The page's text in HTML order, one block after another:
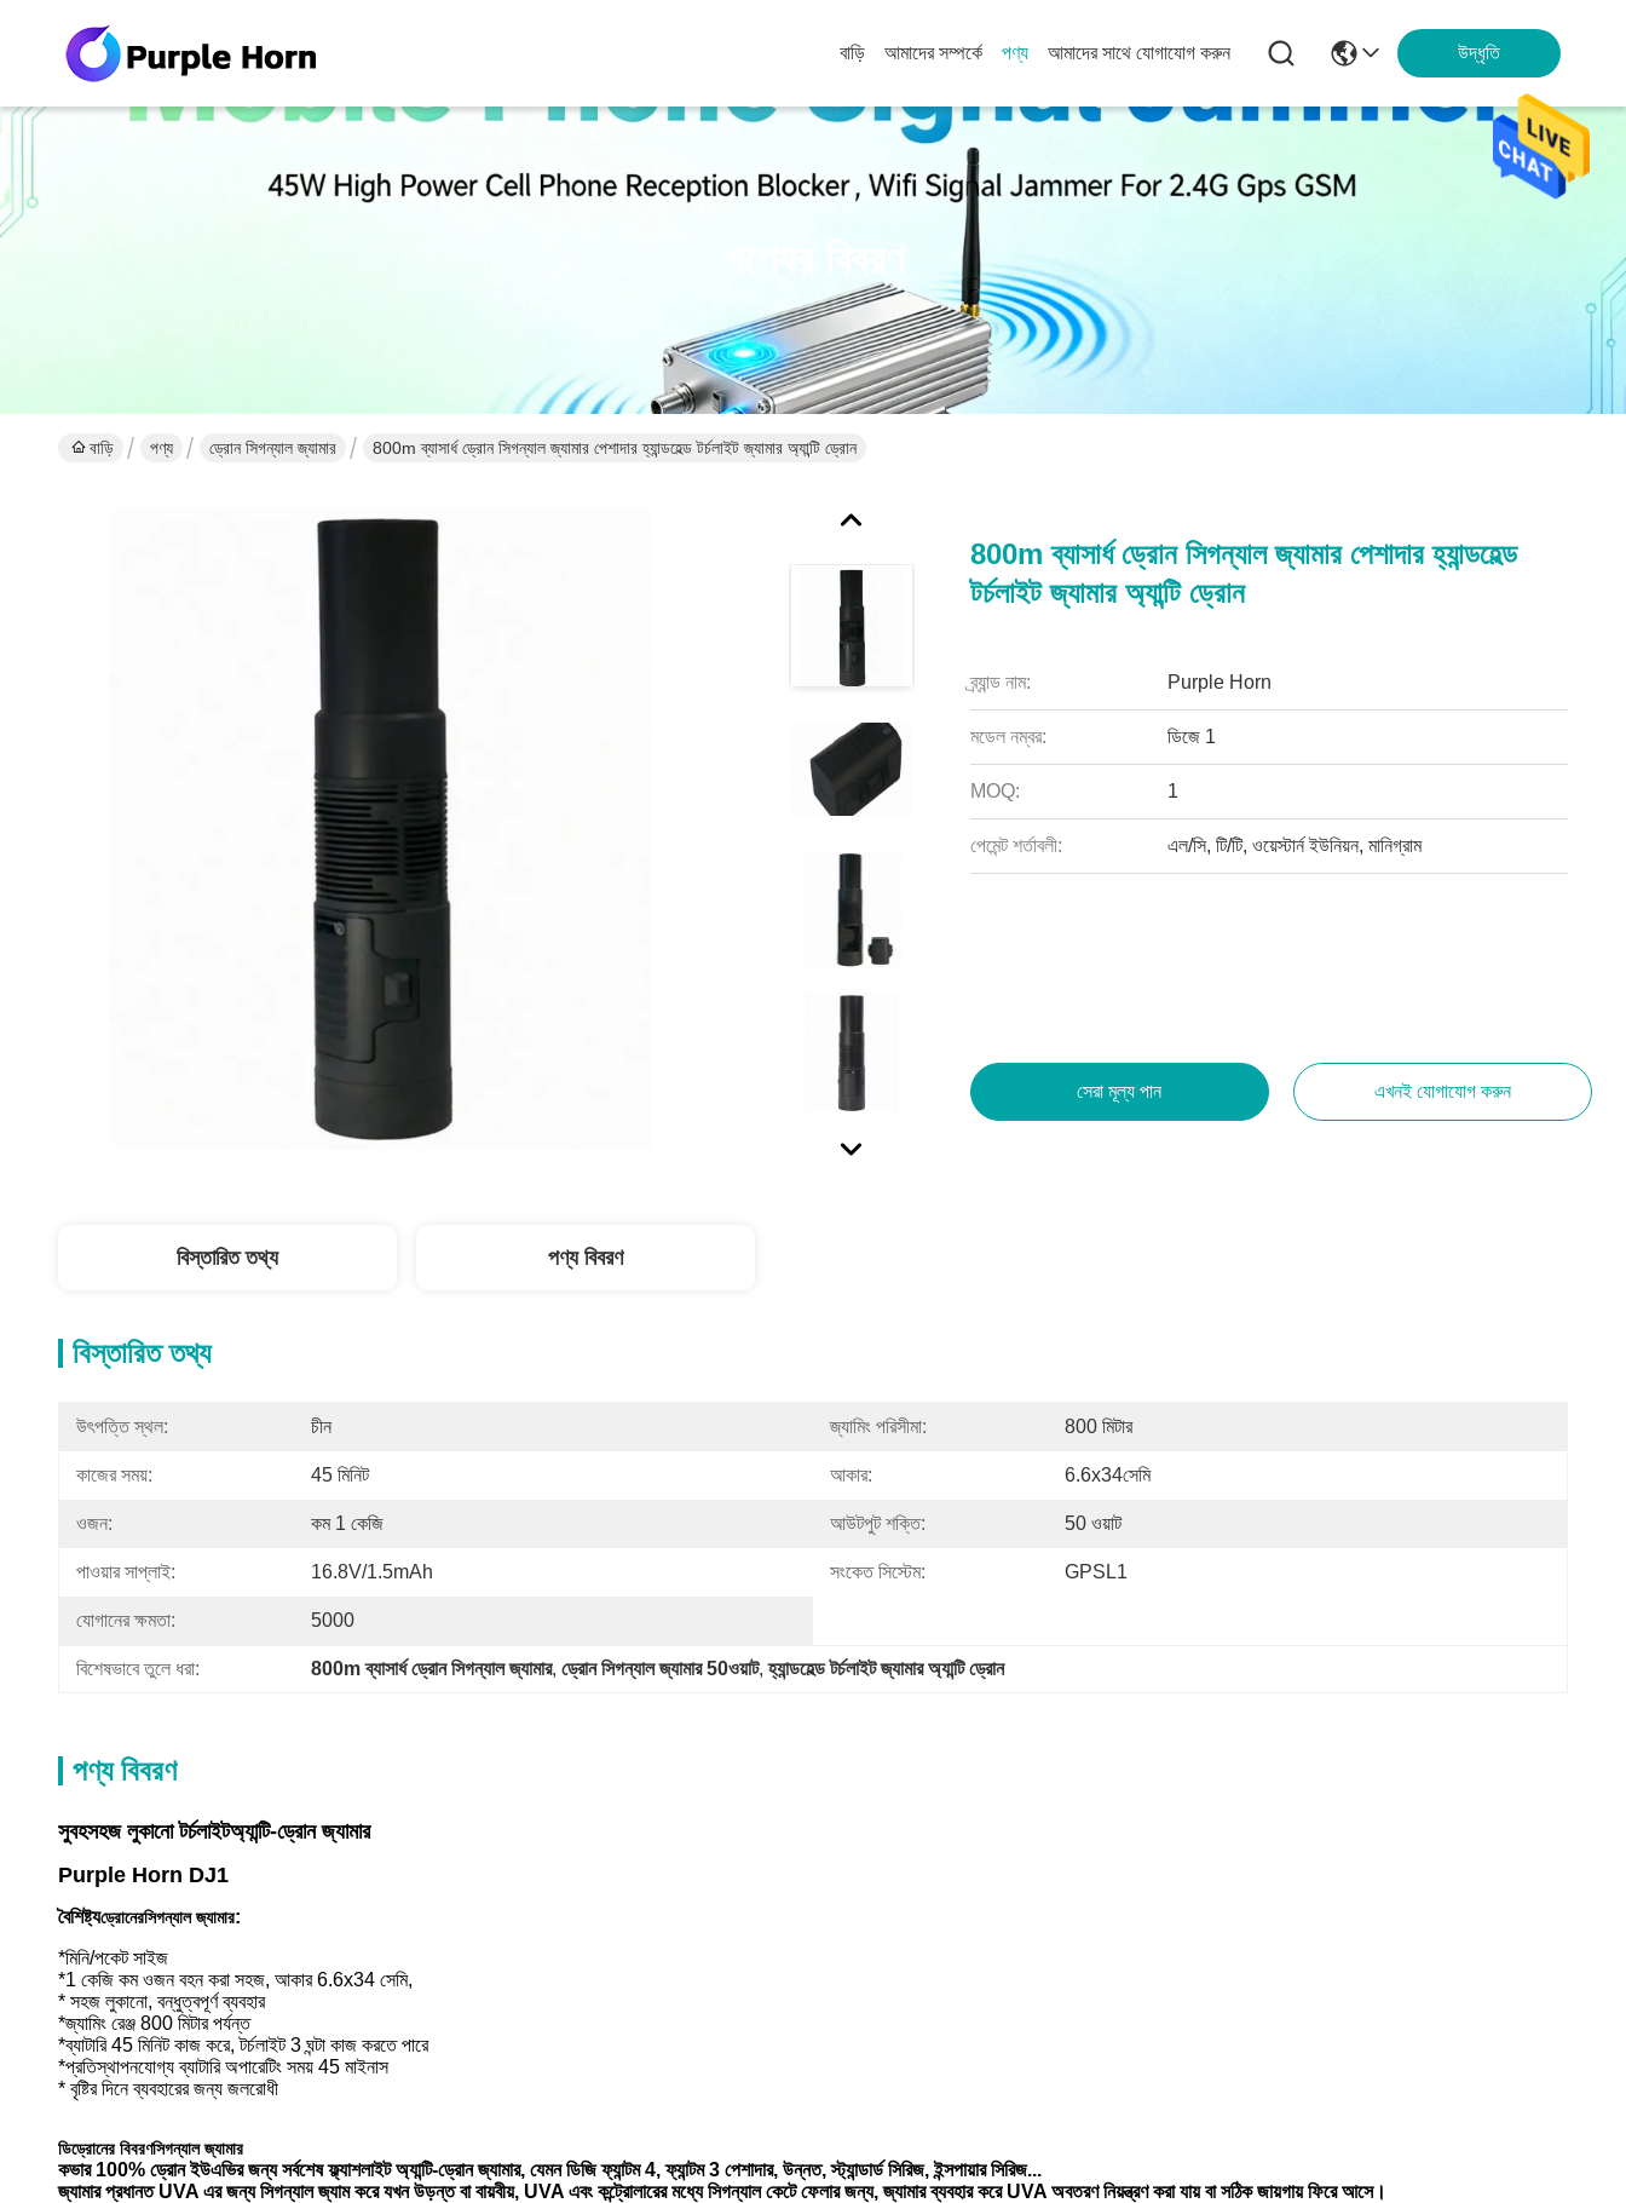
বাড়ি আমাদের সম্পর্কে পণ্য আমাদের সাথে যোগাযোগ করুন উদ্ধৃতি
বাড়ি পণ্য ড্রোন সিগন্যাল জ্যামার 800m ব্যাসার্ধ ড্রোন সিগন্যাল জ্যামার পেশাদার হ্যান্ডহেল্ড টর্চলাইট জ্যামার অ্যান্টি ড্রোন
800m ব্যাসার্ধ ড্রোন সিগন্যাল জ্যামার পেশাদার হ্যান্ডহেল্ড
টর্চলাইট জ্যামার অ্যান্টি ড্রোন
ব্র্যান্ড নাম: Purple Horn
মডেল নম্বর: ডিজে 1
MOQ: 1
পেমেন্ট শর্তাবলী: এল/সি, টি/টি, ওয়েস্টার্ন ইউনিয়ন, মানিগ্রাম
সেরা মূল্য পান এখনই যোগাযোগ করুন
বিস্তারিত তথ্য পণ্য বিবরণ
বিস্তারিত তথ্য
উৎপত্তি স্থল: চীন জ্যামিং পরিসীমা: 800 মিটার
কাজের সময়: 45 মিনিট আকার: 6.6x34সেমি
ওজন: কম 1 কেজি আউটপুট শক্তি: 50 ওয়াট
পাওয়ার সাপ্লাই: 16.8V/1.5mAh সংকেত সিস্টেম: GPSL1
যোগানের ক্ষমতা: 5000
বিশেষভাবে তুলে ধরা: 800m ব্যাসার্ধ ড্রোন সিগন্যাল জ্যামার, ড্রোন সিগন্যাল জ্যামার 50ওয়াট, হ্যান্ডহেল্ড টর্চলাইট জ্যামার অ্যান্টি ড্রোন
পণ্য বিবরণ
সুবহসহজ লুকানো টর্চলাইটঅ্যান্টি-ড্রোন জ্যামার
Purple Horn DJ1
বৈশিষ্ট্যড্রোনেরসিগন্যাল জ্যামার:
*মিনি/পকেট সাইজ
*1 কেজি কম ওজন বহন করা সহজ, আকার 6.6x34 সেমি,
* সহজ লুকানো, বন্ধুত্বপূর্ণ ব্যবহার
*জ্যামিং রেঞ্জ 800 মিটার পর্যন্ত
*ব্যাটারি 45 মিনিট কাজ করে, টর্চলাইট 3 ঘন্টা কাজ করতে পারে
*প্রতিস্থাপনযোগ্য ব্যাটারি অপারেটিং সময় 45 মাইনাস
* বৃষ্টির দিনে ব্যবহারের জন্য জলরোধী
ডিড্রোনের বিবরণসিগন্যাল জ্যামার
কভার 100% ড্রোন ইউএভির জন্য সর্বশেষ ফ্ল্যাশলাইট অ্যান্টি-ড্রোন জ্যামার, যেমন ডিজি ফ্যান্টম 4, ফ্যান্টম 3 পেশাদার, উন্নত, স্ট্যান্ডার্ড সিরিজ, ইন্সপায়ার সিরিজ...
জ্যামার প্রধানত UVA এর জন্য সিগন্যাল জ্যাম করে যখন উড়ন্ত বা বায়বীয়, UVA এবং কন্ট্রোলারের মধ্যে সিগন্যাল কেটে ফেলার জন্য, জ্যামার ব্যবহার করে UVA অবতরণ নিয়ন্ত্রণ করা যায় বা সঠিক জায়গায় ফিরে আসে।